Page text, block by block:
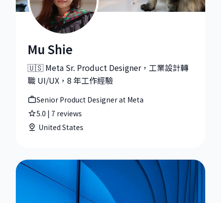
Mu Shie|Senior Product Designer at Meta
Mu Shie
🇺🇸 Meta Sr. Product Designer，工業設計轉
職 UI/UX，8 年工作經驗
Senior Product Designer at Meta
5.0 | 7 reviews
United States